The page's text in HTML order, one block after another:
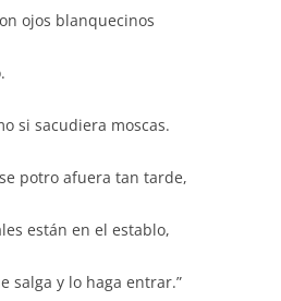
ojos blanquecinos
si sacudiera moscas.
potro afuera tan tarde,
están en el establo,
salga y lo haga entrar.”